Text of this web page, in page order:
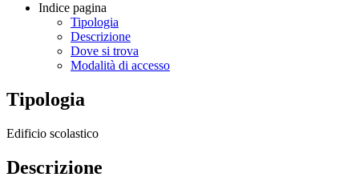
Indice pagina
Tipologia
Descrizione
Dove si trova
Modalità di accesso
Tipologia
Edificio scolastico
Descrizione